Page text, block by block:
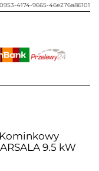
4174-9665-46e276a86101
9.5 kW